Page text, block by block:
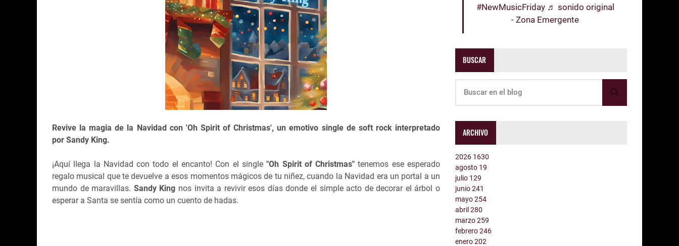
Revive la magia de la Navidad con 'Oh Spirit of Christmas', un emotivo single de soft rock interpretado
por Sandy King.
¡Aquí llega la Navidad con todo el encanto! Con el single"Oh Spirit of Christmas" tenemos ese esperado
regalo musical que te devuelve a esos momentos mágicos de tu niñez, cuando la Navidad era un portal a un
mundo de maravillas. Sandy King nos invita a revivir esos días donde el simple acto de decorar el árbol o
esperar a Santa se sentía como un cuento de hadas.
#NewMusicFriday ♬ sonido original
- Zona Emergente
BUSCAR
ARCHIVO
2026 1630
agosto 19
julio 129
junio241
mayo254
abril280
marzo259
febrero246
enero202